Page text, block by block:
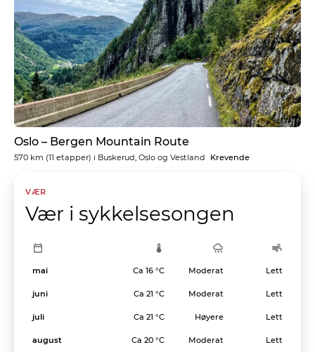
Oslo – Bergen Mountain Route
570 km (11 etapper) i Buskerud, Oslo og Vestland Krevende
VÆR
Vær i sykkelsesongen
mai Ca 16 °C Moderat Lett
juni Ca 21 °C Moderat Lett
juli Ca 21 °C Høyere Lett
august Ca 20 °C Moderat Lett